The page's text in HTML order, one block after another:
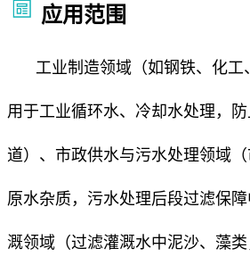
应用范围
工业制造领域（如钢铁、化工
用于工业循环水、冷却水处理，
道）、市政供水与污水处理领域
原水杂质，污水处理后段过滤保
溉领域（过滤灌溉水中泥沙、藻